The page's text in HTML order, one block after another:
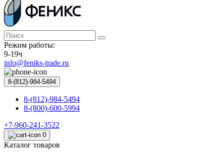
Режим работы:
9-19ч
info@feniks-trade.ru
8-(812)-984-5494
8-(812)-984-5494
8-(800)-600-5994
+7-960-241-3522
0
Каталог товаров